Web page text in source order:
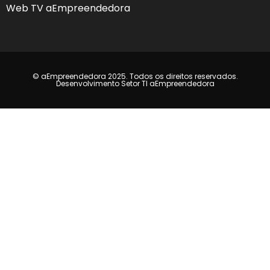
Web TV aEmpreendedora
© aEmpreendedora 2025. Todos os direitos reservados.
Desenvolvimento Setor TI aEmpreendedora